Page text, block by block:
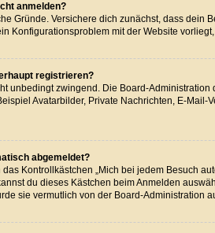
anmelden?
Gründe. Versichere dich zunächst, dass dein
Konfigurationsproblem mit der Website
registrieren?
unbedingt zwingend. Die Board-
Avatarbilder, Private Nachrichten, E-
abgemeldet?
Kontrollkästchen „Mich bei jedem Besuch
du dieses Kästchen beim Anmelden
sie vermutlich von der Board-Administration